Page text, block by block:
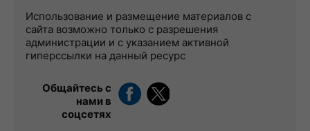
Использование и размещение материалов с
сайта возможно только с разрешения
администрации и с указанием активной
гиперссылки на данный ресурс
Общайтесь с
нами в
соцсетях